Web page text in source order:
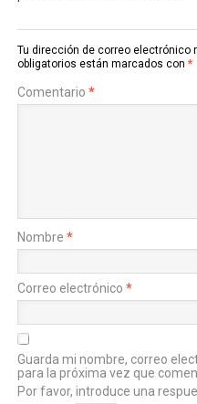
Tu dirección de correo electrónico
obligatorios están marcados con *
Comentario *
Nombre *
Correo electrónico *
Guarda mi nombre, correo
para la próxima vez que
Por favor, introduce una